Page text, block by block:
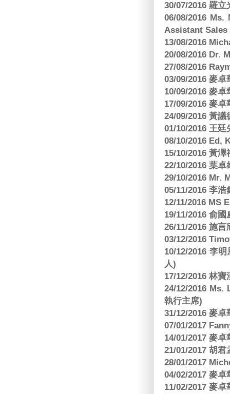
30/07/2016 羅
06/08/2016
Assistant Sales
13/08/2016
20/08/2016 Dr.
27/08/2016
03/09/2016 麥
10/09/2016 麥
17/09/2016 麥
24/09/2016 黃
01/10/2016 王
08/10/2016 Ed,
15/10/2016 黃
22/10/2016 葉
29/10/2016 Mr.
05/11/2016 李
12/11/2016 MS
19/11/2016 俞
26/11/2016 施
03/12/2016
10/12/2016 李
人)
17/12/2016 林
24/12/2016
執行主席)
31/12/2016 麥
07/01/2017
14/01/2017 麥
21/01/2017 胡
28/01/2017
04/02/2017 麥
11/02/2017 麥